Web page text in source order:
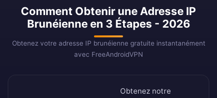
Comment Obtenir une Adresse IP
Brunéienne en 3 Étapes - 2026
Obtenez votre adresse IP brunéienne gratuite instantanément
avec FreeAndroidVPN
Obtenez notre